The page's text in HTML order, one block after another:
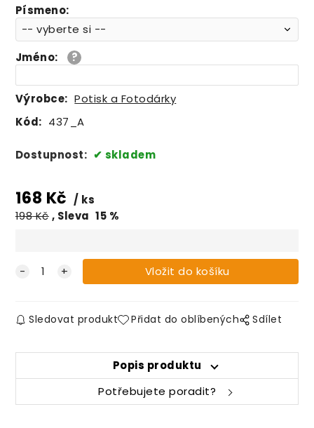
Písmeno:
Jméno:
Výrobce: Potisk a Fotodárky
Kód: 437_A
Dostupnost: skladem
168 Kč
ks
198Kč Sleva 15 %
Sledovat produkt Přidat do oblíbených Sdílet
Popis produktu
Potřebujete poradit?